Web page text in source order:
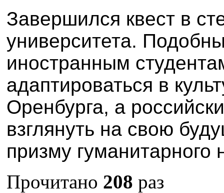
Завершился квест в
университета.
иностранным
адаптироваться в
Оренбурга, а
взглянуть на свою
призму гуманитарного
Прочитано 208 раз